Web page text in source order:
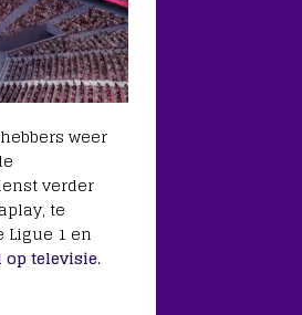
weer
verder
te
Ligue 1 en
televisie.